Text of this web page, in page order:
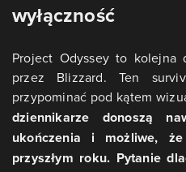
wyłączność
Project Odyssey to kolejna
przez Blizzard. Ten
przypominać pod kątem
dziennikarze donoszą
ukończenia i możliwe,
przyszłym roku. Pytanie